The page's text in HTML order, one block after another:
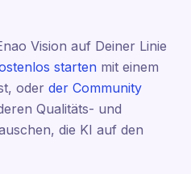
Vision auf Deiner Linie
starten mit einem
oder der Community
Qualitäts- und
die KI auf den